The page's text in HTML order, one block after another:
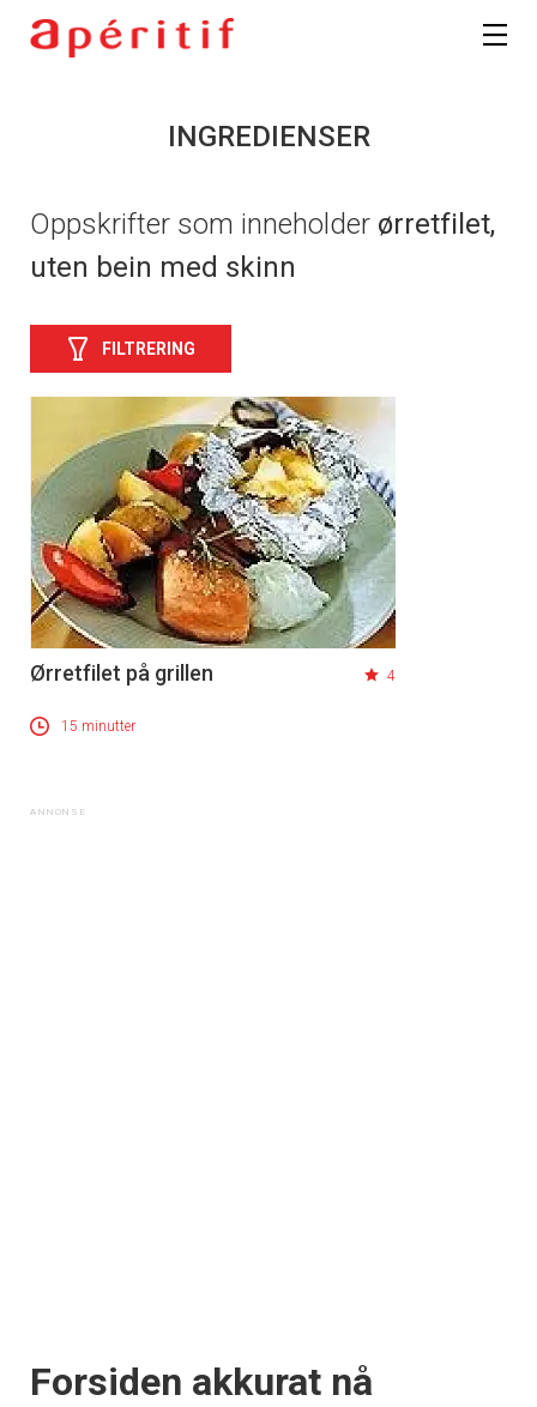
INGREDIENSER
Oppskrifter som inneholder ørretfilet,
uten bein med skinn
FILTRERING
Ørretfilet på grillen 4
15 minutter
Forsiden akkurat nå